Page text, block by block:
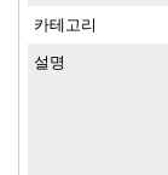
카테고리
설명